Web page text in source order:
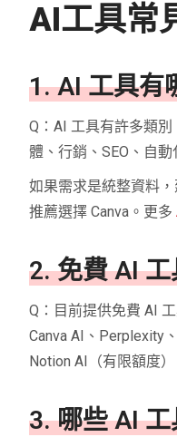
AI工具常
1. AI 工具有
Q：AI 工具有許多類
體、行銷、SEO、自動
如果需求是統整資料
推薦選擇 Canva。更多
2. 免費 AI
Q：目前提供免費 AI
Canva AI、Perplexity
Notion AI（有限額度
3. 哪些 AI 工